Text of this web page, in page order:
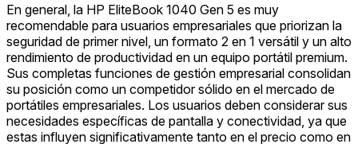
En general, la HP EliteBook 1040 Gen 5 es muy
recomendable para usuarios empresariales que priorizan la
seguridad de primer nivel, un formato 2 en 1 versátil y un alto
rendimiento de productividad en un equipo portátil premium.
Sus completas funciones de gestión empresarial consolidan
su posición como un competidor sólido en el mercado de
portátiles empresariales. Los usuarios deben considerar sus
necesidades específicas de pantalla y conectividad, ya que
estas influyen significativamente tanto en el precio como en